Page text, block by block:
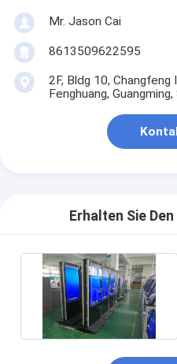
Mr. Jason Cai
8613509622595
2F, Bldg 10, Changfeng
Fenghuang,
Erhalten Sie